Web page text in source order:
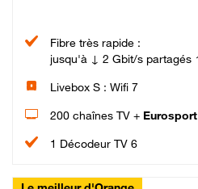
Fibre très rapide :
jusqu'à ↓ 2 Gbit/s partagés
Livebox S : Wifi 7
200 chaînes TV + Eurosport
1 Décodeur TV 6